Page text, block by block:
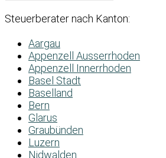
Steuerberater nach Kanton:
Aargau
Appenzell Ausserrhoden
Appenzell Innerrhoden
Basel Stadt
Baselland
Bern
Glarus
Graubünden
Luzern
Nidwalden